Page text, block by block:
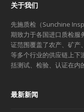
关于我们
先施质检（Sunchine
期致力于各国进口质检服
证范围覆盖了农产、矿产
等多个行业的供应链上下
括测试、检验、认证在内
最新新闻